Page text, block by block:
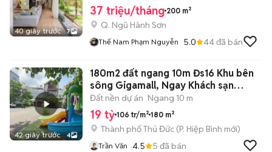
40 giây trước 7
37 triệu/tháng 200 m²
Q. Ngũ Hành Sơn
Thế Nam Phạm Nguyễn 5.0 44đã bán
42 giây trước 4
180m2 đất ngang 10m Đs16 Khu bên
sông Gigamall, Ngay Khách sạn
Sydney.
Đất nền dự án Ngang 10 m
19 tỷ 106 tr/m² 180 m²
Thành phố Thủ Đức (P. Hiệp Bình mới)
Trần Văn 4.5 5 đã bán